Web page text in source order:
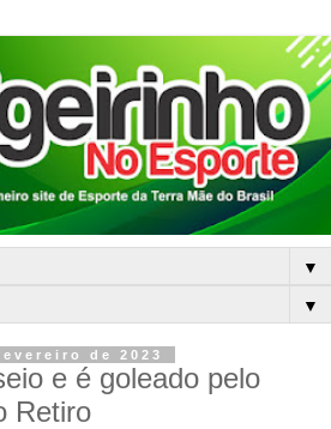
▼
▼
de 2023
e é goleado pelo
Retiro